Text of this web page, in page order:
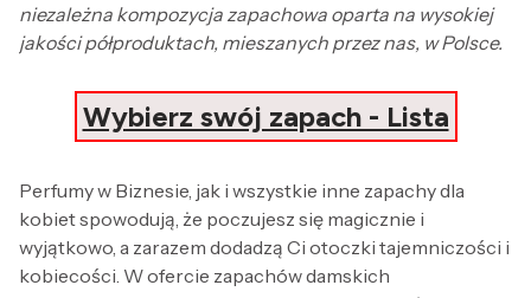
niezależna kompozycja zapachowa oparta na wysokiej
jakości półproduktach, mieszanych przez nas, w Polsce.
Wybierz swój zapach - Lista
Perfumy w Biznesie, jak i wszystkie inne zapachy dla
kobiet spowodują, że poczujesz się magicznie i
wyjątkowo, a zarazem dodadzą Ci otoczki tajemniczości i
kobiecości. W ofercie zapachów damskich